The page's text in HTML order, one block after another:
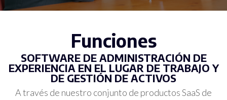
Funciones
SOFTWARE DE ADMINISTRACIÓN DE
EXPERIENCIA EN EL LUGAR DE TRABAJO Y
DE GESTIÓN DE ACTIVOS
A través de nuestro conjunto de productos SaaS de